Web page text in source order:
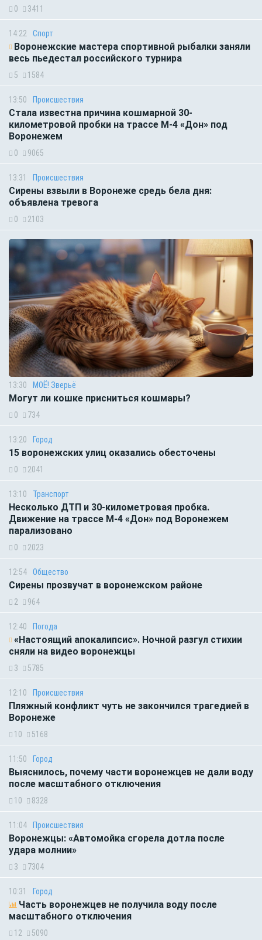
0 3411
14:22 Спорт
Воронежские мастера спортивной рыбалки заняли
весь пьедестал российского турнира
5 1584
13:50 Происшествия
Стала известна причина кошмарной 30-
километровой пробки на трассе М-4 «Дон» под
Воронежем
0 9065
13:31 Происшествия
Сирены взвыли в Воронеже средь бела дня:
объявлена тревога
0 2103
13:30 МОЁ! Зверьё
Могут ли кошке присниться кошмары?
0 734
13:20 Город
15 воронежских улиц оказались обесточены
0 2041
13:10 Транспорт
Несколько ДТП и 30-километровая пробка.
Движение на трассе М-4 «Дон» под Воронежем
парализовано
0 2023
12:54 Общество
Сирены прозвучат в воронежском районе
2 964
12:40 Погода
«Настоящий апокалипсис». Ночной разгул стихии
сняли на видео воронежцы
3 5785
12:10 Происшествия
Пляжный конфликт чуть не закончился трагедией в
Воронеже
10 5168
11:50 Город
Выяснилось, почему части воронежцев не дали воду
после масштабного отключения
10 8328
11:04 Происшествия
Воронежцы: «Автомойка сгорела дотла после
удара молнии»
3 7304
10:31 Город
Часть воронежцев не получила воду после
масштабного отключения
12 5090